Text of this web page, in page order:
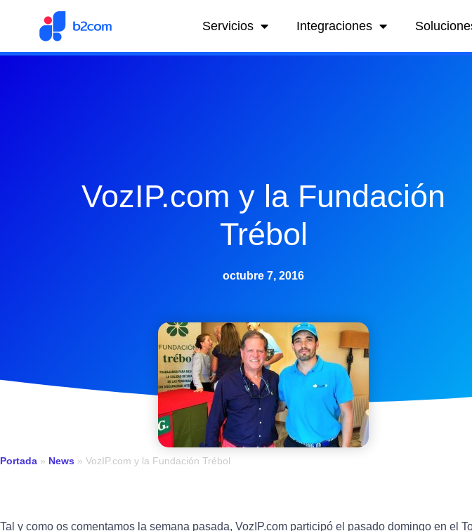
Servicios Integraciones
VozIP.com y la Fundación
Trébol
octubre 7, 2016
Portada » News » VozIP.com y la Fundación Trébol
Tal y como os comentamos la semana pasada, VozIP.com participó el pasado domingo en el